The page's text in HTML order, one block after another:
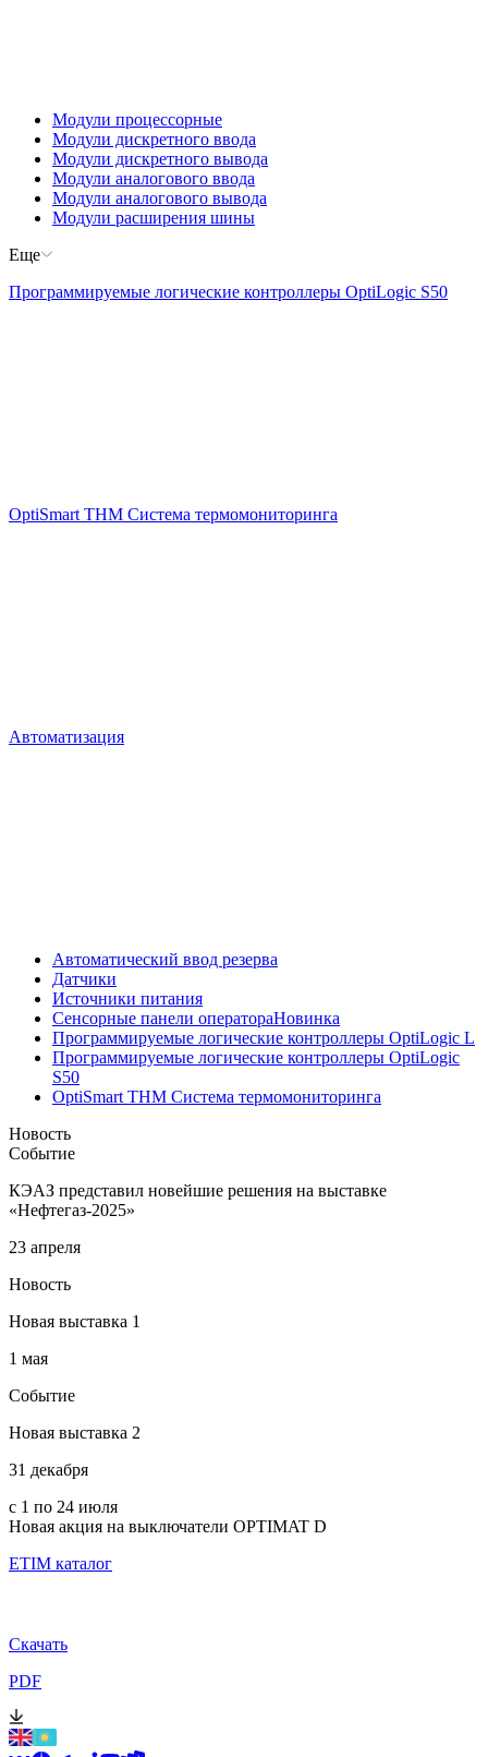
Модули процессорные
Модули дискретного ввода
Модули дискретного вывода
Модули аналогового ввода
Модули аналогового вывода
Модули расширения шины
Еще
Программируемые логические контроллеры OptiLogic S50
OptiSmart THM Система термомониторинга
Автоматизация
Автоматический ввод резерва
Датчики
Источники питания
Сенсорные панели оператораНовинка
Программируемые логические контроллеры OptiLogic L
Программируемые логические контроллеры OptiLogic
S50
OptiSmart THM Система термомониторинга
Новость
Событие
КЭАЗ представил новейшие решения на выставке
«Нефтегаз-2025»
23 апреля
Новость
Новая выставка 1
1 мая
Событие
Новая выставка 2
31 декабря
с 1 по 24 июля
Новая акция на выключатели OPTIMAT D
ETIM каталог
Скачать
PDF